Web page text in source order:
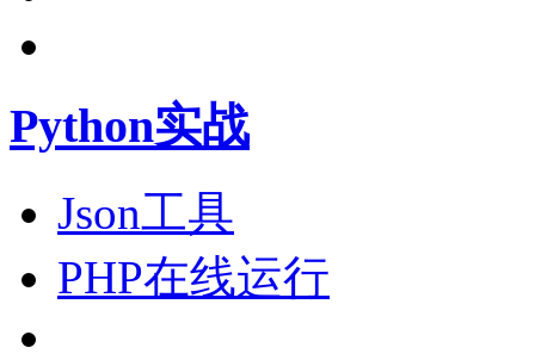
Python实战
Json工具
PHP在线运行